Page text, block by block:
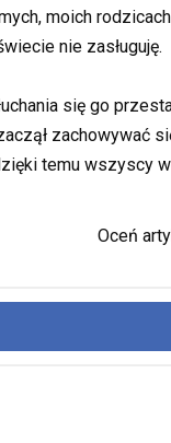
moich
nie zasługuję.
się go
zachowywać
temu wszyscy
Oceń